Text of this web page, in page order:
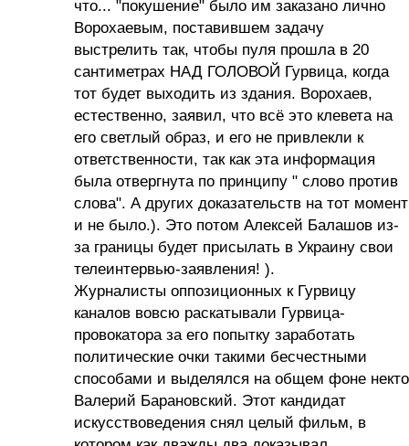
что... "покушение" было им заказано лично
Ворохаевым, поставившем задачу
выстрелить так, чтобы пуля прошла в 20
сантиметрах НАД ГОЛОВОЙ Гурвица, когда
тот будет выходить из здания. Ворохаев,
естественно, заявил, что всё это клевета на
его светлый образ, и его не привлекли к
ответственности, так как эта информация
была отвергнута по принципу " слово против
слова". А других доказательств на тот момент
и не было.). Это потом Алексей Балашов из-
за границы будет присылать в Украину свои
телеинтервью-заявления! ).
Журналисты оппозиционных к Гурвицу
каналов вовсю раскатывали Гурвица-
провокатора за его попытку заработать
политические очки такими бесчестными
способами и выделялся на общем фоне некто
Валерий Барановский. Этот кандидат
искусствоведения снял целый фильм, в